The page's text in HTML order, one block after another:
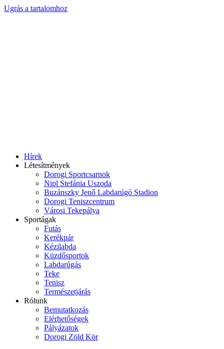
Ugrás a tartalomhoz
Hírek
Létesítmények
Dorogi Sportcsarnok
Nipl Stefánia Uszoda
Buzánszky Jenő Labdarúgó Stadion
Dorogi Teniszcentrum
Városi Tekepálya
Sportágak
Futás
Kerékpár
Kézilabda
Küzdősportok
Labdarúgás
Teke
Tenisz
Természetjárás
Rólunk
Bemutatkozás
Elérhetőségek
Pályázatok
Dorogi Zöld Kör